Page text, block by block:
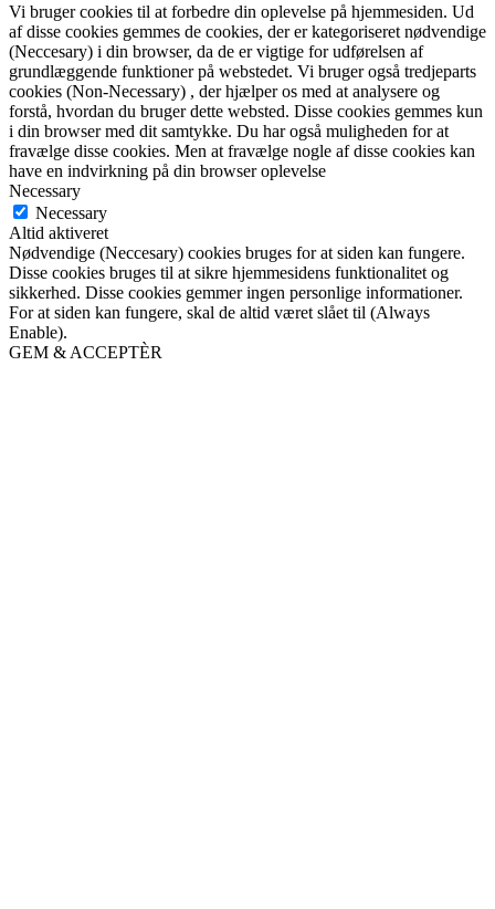
Vi bruger cookies til at forbedre din oplevelse på hjemmesiden. Ud
af disse cookies gemmes de cookies, der er kategoriseret nødvendige
(Neccesary) i din browser, da de er vigtige for udførelsen af
grundlæggende funktioner på webstedet. Vi bruger også tredjeparts
cookies (Non-Necessary) , der hjælper os med at analysere og
forstå, hvordan du bruger dette websted. Disse cookies gemmes kun
i din browser med dit samtykke. Du har også muligheden for at
fravælge disse cookies. Men at fravælge nogle af disse cookies kan
have en indvirkning på din browser oplevelse
Necessary
Necessary
Altid aktiveret
Nødvendige (Neccesary) cookies bruges for at siden kan fungere.
Disse cookies bruges til at sikre hjemmesidens funktionalitet og
sikkerhed. Disse cookies gemmer ingen personlige informationer.
For at siden kan fungere, skal de altid været slået til (Always
Enable).
GEM & ACCEPTÈR